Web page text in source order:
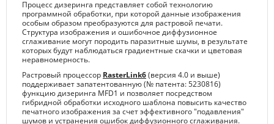
Процесс дизеринга представляет собой технологию
программной обработки, при которой данные изображения
особым образом преобразуются для растровой печати.
Структура изображения и ошибочное диффузионное
сглаживание могут породить паразитные шумы, в результате
которых будут наблюдаться градиентные скачки и цветовая
неравномерность.
Растровый процессор RasterLink6(версия 4.0 и выше)
поддерживает запатентованную (№ патента: 5230816)
функцию дизеринга MFD1 и позволяет посредством
гибридной обработки исходного шаблона повысить качество
печатного изображения за счет эффективного "подавления"
шумов и устранения ошибок диффузионного сглаживания.